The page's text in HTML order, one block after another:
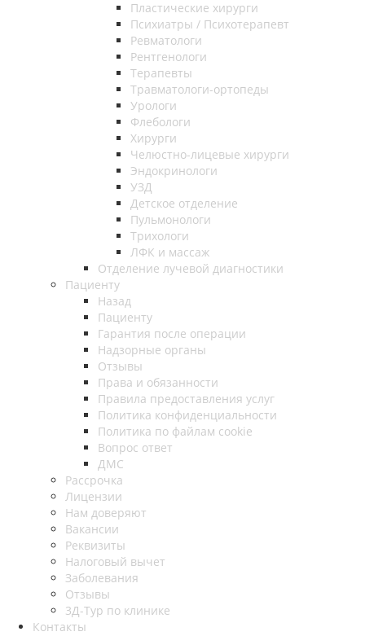
Пластические хирурги
Психиатры / Психотерапевт
Ревматологи
Рентгенологи
Терапевты
Травматологи-ортопеды
Урологи
Флебологи
Хирурги
Челюстно-лицевые хирурги
Эндокринологи
УЗД
Детское отделение
Пульмонологи
Трихологи
ЛФК и массаж
Отделение лучевой диагностики
Пациенту
Назад
Пациенту
Гарантия после операции
Надзорные органы
Отзывы
Права и обязанности
Правила предоставления услуг
Политика конфиденциальности
Политика по файлам cookie
Вопрос ответ
ДМС
Рассрочка
Лицензии
Нам доверяют
Вакансии
Реквизиты
Налоговый вычет
Заболевания
Отзывы
3Д-Тур по клинике
Контакты